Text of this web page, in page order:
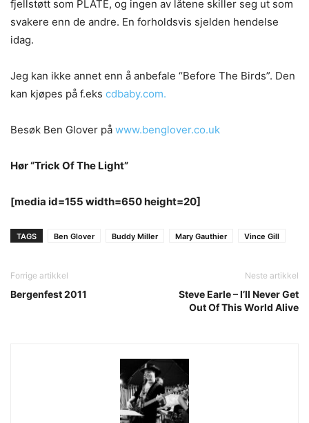
fjellstøtt som PLATE, og ingen av låtene skiller seg ut som
svakere enn de andre. En forholdsvis sjelden hendelse
idag.
Jeg kan ikke annet enn å anbefale “Before The Birds”. Den
kan kjøpes på f.eks cdbaby.com.
Besøk Ben Glover på www.benglover.co.uk
Hør “Trick Of The Light”
[media id=155 width=650 height=20]
TAGS Ben Glover Buddy Miller Mary Gauthier Vince Gill
Forrige artikkel
Bergenfest 2011
Neste artikkel
Steve Earle – I’ll Never Get
Out Of This World Alive